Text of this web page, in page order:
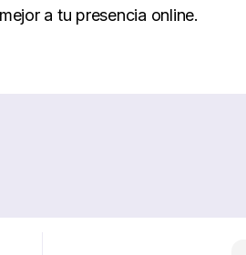
a tu presencia online.